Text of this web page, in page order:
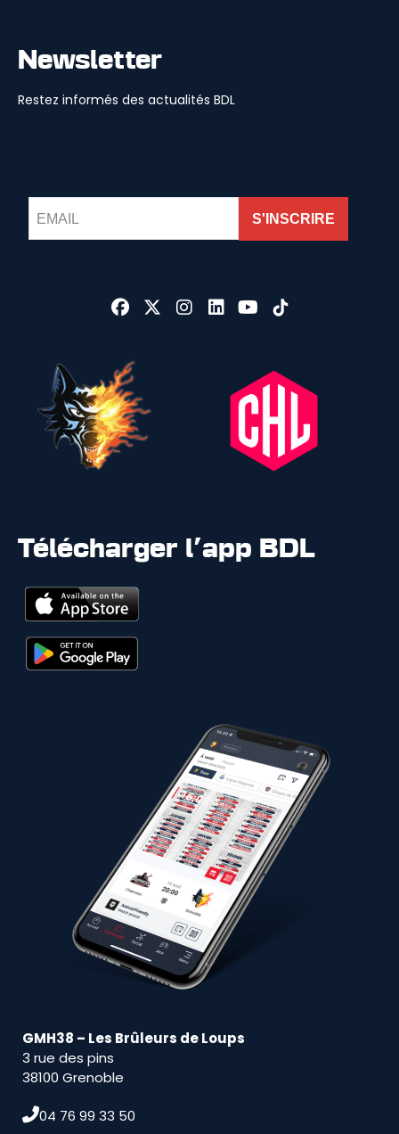
Newsletter
Restez informés des actualités BDL
S'INSCRIRE
GMH38 – Les Brûleurs de Loups
3 rue des pins
38100 Grenoble
04 76 99 33 50
Télécharger l'app BDL